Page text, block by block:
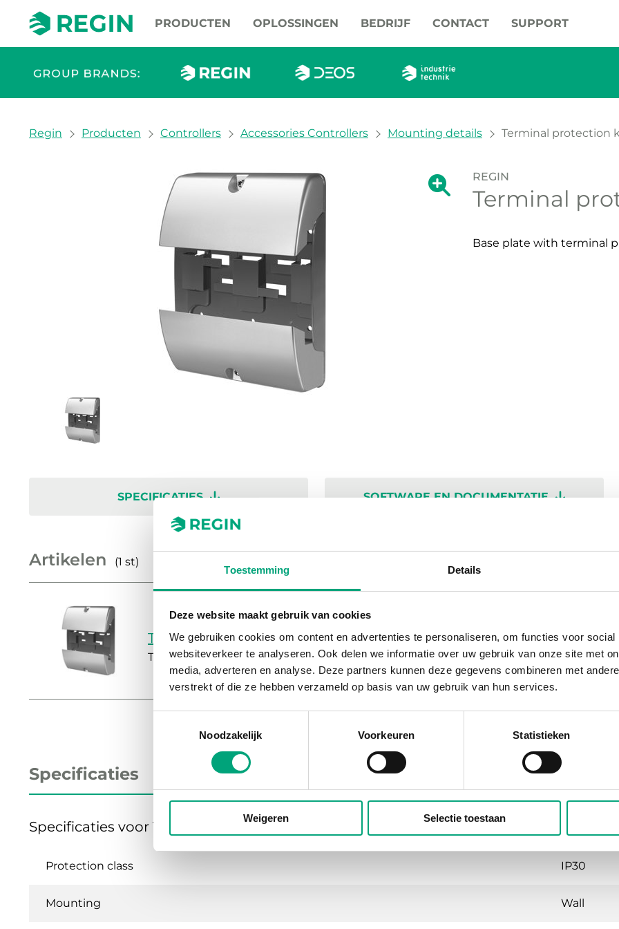
Toestemming Details
Deze website maakt gebruik van cookies
We gebruiken cookies om content en advertenties te personaliseren, om functies voor
websiteverkeer te analyseren. Ook delen we informatie over uw gebruik van onze site met
media, adverteren en analyse. Deze partners kunnen deze gegevens combineren met
verstrekt of die ze hebben verzameld op basis van uw gebruik van hun services.
Noodzakelijk
Voorkeuren Statistieken
Weigeren Selectie toestaan
PRODUCTEN OPLOSSINGEN BEDRIJF CONTACT SUPPORT
You are here:
Regin Producten Controllers Accessories Controllers Mounting details Terminal protection
Grote versie van de afbeelding
Grote versie
REGIN
Terminal
Base plate with terminal
SPECIFICATIES SOFTWARE EN DOCUMENTATIE
Artikelen (1 st)
TP-AE
Terminal protection kit for Ardo and Eedo controllers
Specificaties
Specificaties voor Terminal protection kit
Protection class IP30
Mounting Wall